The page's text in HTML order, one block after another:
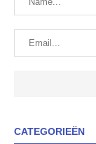
CATEGORIEËN